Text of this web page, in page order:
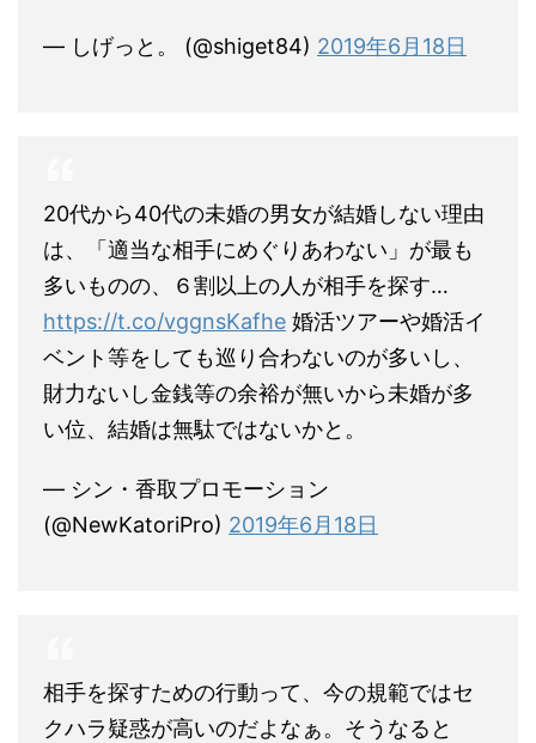
— しげっと。 (@shiget84) 2019年6月18日
20代から40代の未婚の男女が結婚しない理由
は、「適当な相手にめぐりあわない」が最も
多いものの、６割以上の人が相手を探す…
https://t.co/vggnsKafhe 婚活ツアーや婚活イ
ベント等をしても巡り合わないのが多いし、
財力ないし金銭等の余裕が無いから未婚が多
い位、結婚は無駄ではないかと。
— シン・香取プロモーション
(@NewKatoriPro) 2019年6月18日
相手を探すための行動って、今の規範ではセ
クハラ疑惑が高いのだよなぁ。そうなると